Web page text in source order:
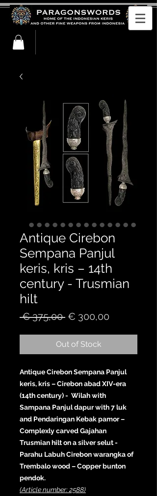
Antique Cirebon
Sempana Panjul
keris, kris – 14th
century - Trusmian
hilt
€ 375,00 Regular
€ 300,00
Out of Stock
Antique Cirebon Sempana Panjul
keris, kris – Cirebon abad XIV-era
(14th century) - Wilah with
Sampana Panjul dapur with 7 luk
and Pendaringan Kebak pamor –
Complexly carved Gajahan
Trusmian hilt on a silver selut -
Parahu Labuh Cirebon warangka of
Trembalo wood – Copper bunton
pendok.
(Article number: 2588)